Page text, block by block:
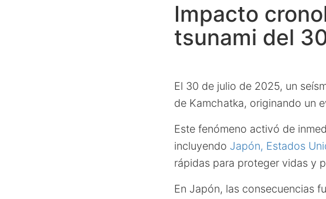
Impacto
tsunami del
El 30 de julio de 2025, un
de Kamchatka, originando un
Este fenómeno activó de
incluyendo Japón, Estados
rápidas para proteger vidas y
En Japón, las consecuencias